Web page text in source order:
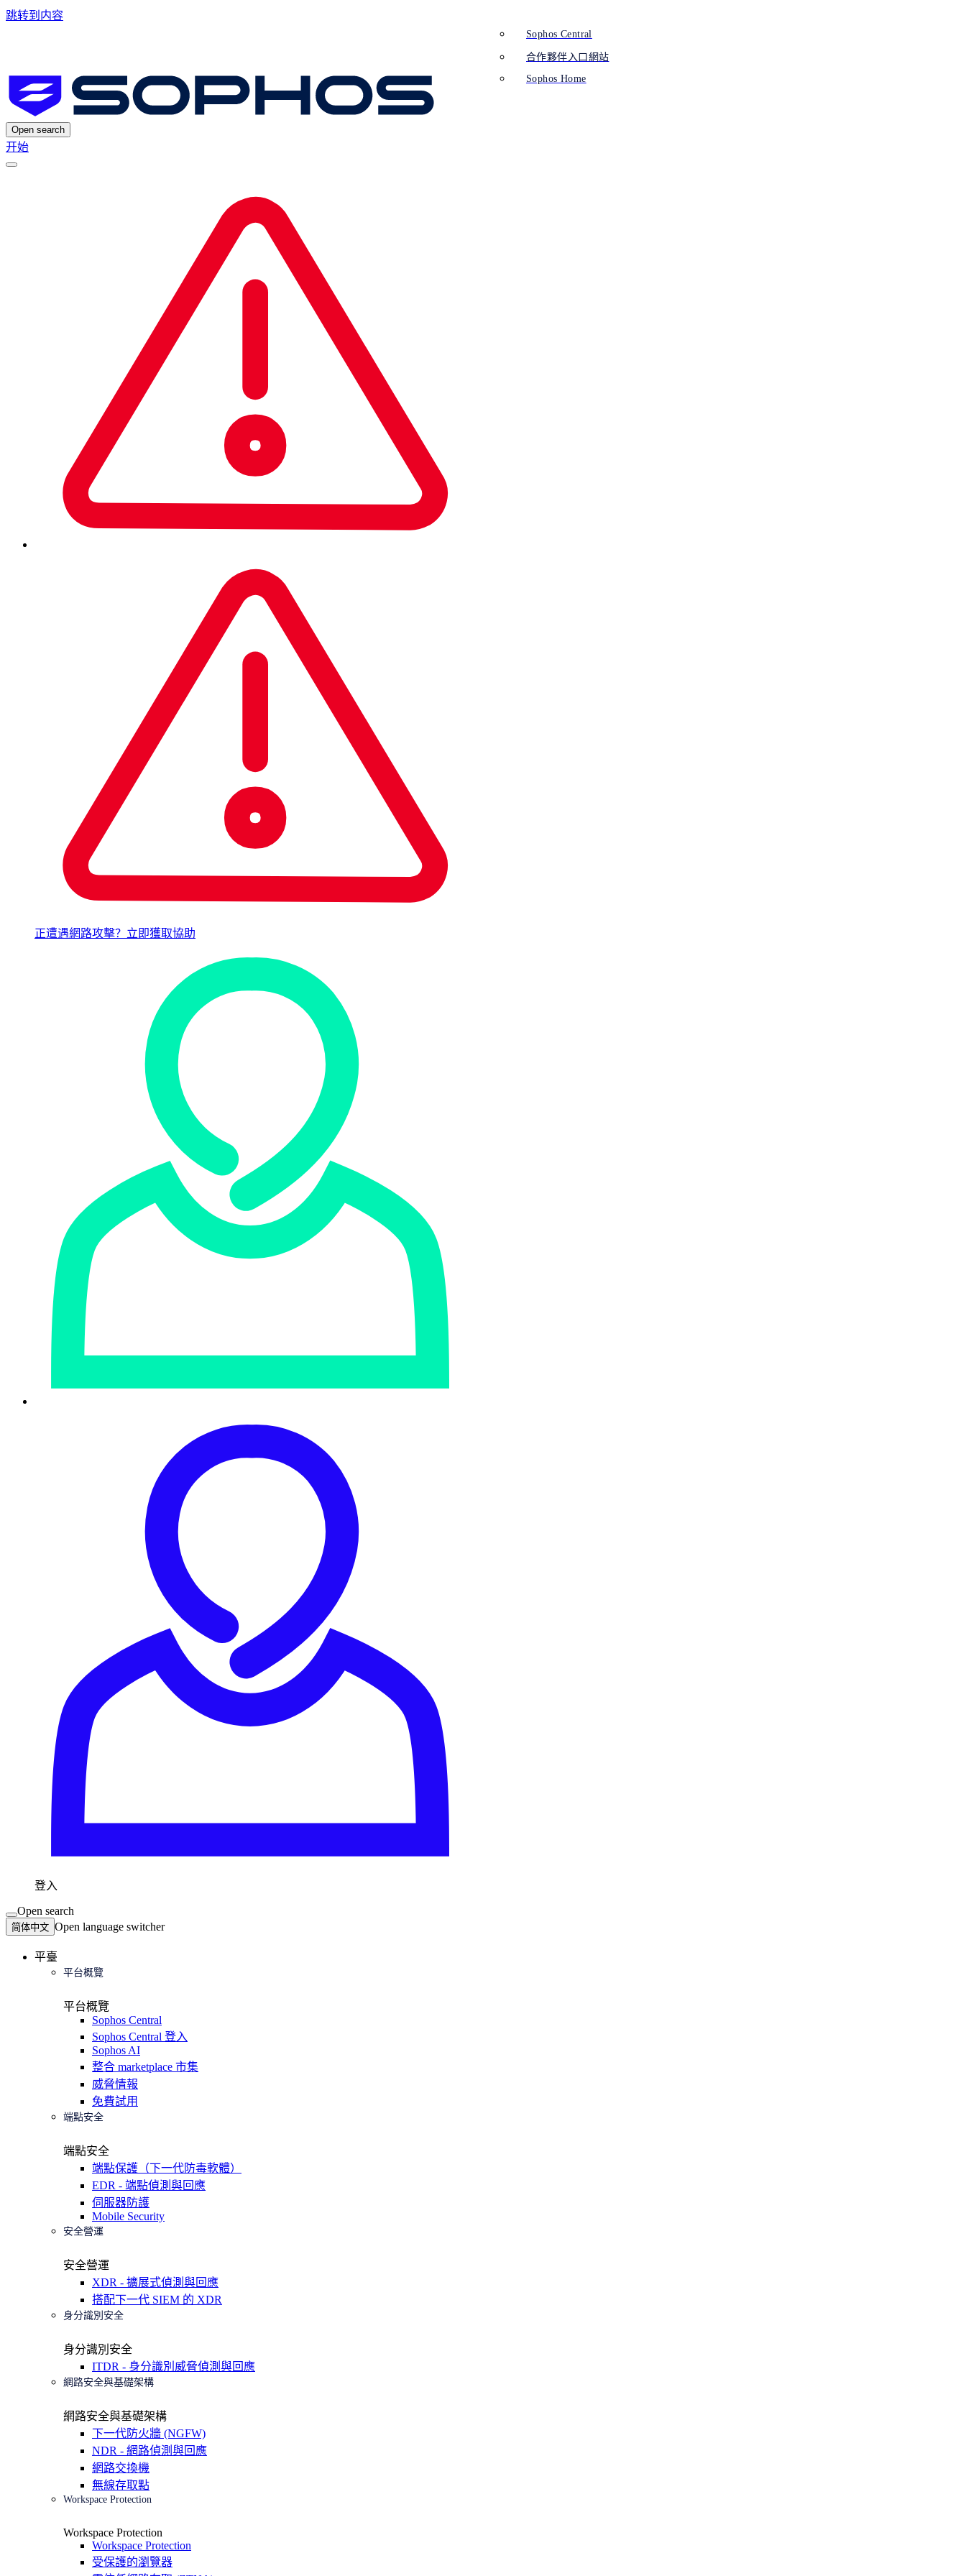
跳转到内容
Open search
开始
正遭遇網路攻擊？立即獲取協助
登入
Sophos Central
合作夥伴入口網站
Sophos Home
Open search
简体中文 Open language switcher
平臺
平台概覽
平台概覽
Sophos Central
Sophos Central 登入
Sophos AI
整合 marketplace 市集
威脅情報
免費試用
端點安全
端點安全
端點保護（下一代防毒軟體）
EDR - 端點偵測與回應
伺服器防護
Mobile Security
安全營運
安全營運
XDR - 擴展式偵測與回應
搭配下一代 SIEM 的 XDR
身分識別安全
身分識別安全
ITDR - 身分識別威脅偵測與回應
網路安全與基礎架構
網路安全與基礎架構
下一代防火牆 (NGFW)
NDR - 網路偵測與回應
網路交換機
無線存取點
Workspace Protection
Workspace Protection
Workspace Protection
受保護的瀏覽器